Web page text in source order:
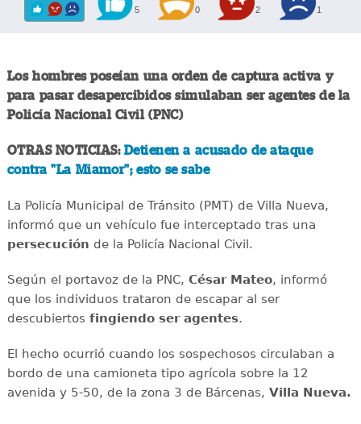
5 0 2 1
Los hombres poseían una orden de captura activa y
para pasar desapercibidos simulaban ser agentes de la
Policía Nacional Civil (PNC)
OTRAS NOTICIAS: Detienen a acusado de ataque
contra "La Miamor"; esto se sabe
La Policía Municipal de Tránsito (PMT) de Villa Nueva,
informó que un vehículo fue interceptado tras una
persecución de la Policía Nacional Civil.
Según el portavoz de la PNC, César Mateo, informó
que los individuos trataron de escapar al ser
descubiertos fingiendo ser agentes.
El hecho ocurrió cuando los sospechosos circulaban a
bordo de una camioneta tipo agrícola sobre la 12
avenida y 5-50, de la zona 3 de Bárcenas, Villa Nueva.